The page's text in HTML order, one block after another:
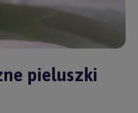
pieluszki